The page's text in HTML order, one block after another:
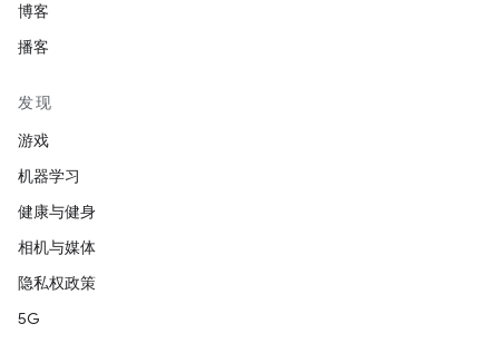
博客
播客
发现
游戏
机器学习
健康与健身
相机与媒体
隐私权政策
5G